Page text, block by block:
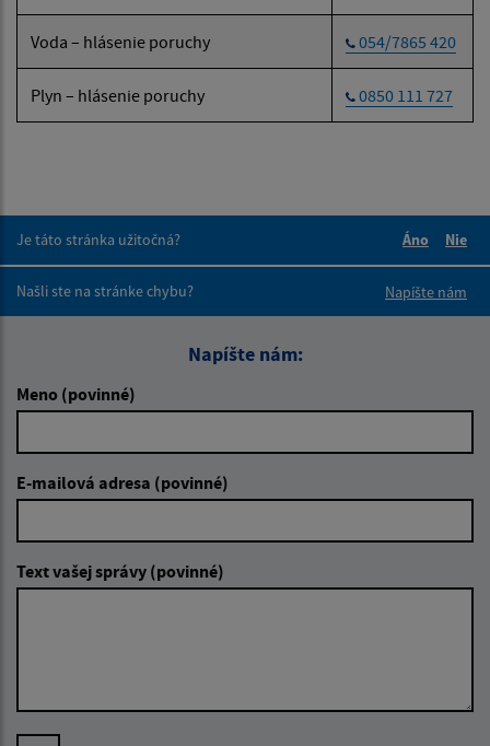
Voda – hlásenie poruchy 054/7865 420
Plyn – hlásenie poruchy 0850 111 727
Je táto stránka užitočná?
Áno
Nie
Našli ste na stránke chybu?
Napíšte nám
Napíšte nám:
Meno (povinné)
E-mailová adresa (povinné)
Text vašej správy (povinné)